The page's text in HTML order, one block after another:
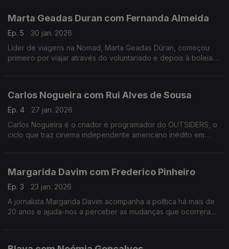
Marta Geadas Duran com Fernanda Almeida
Ep. 5
30 jan. 2026
Líder de viagens na Nomad, Marta Geadas Dúran, começou
primeiro por viajar através do voluntariado e depois à boleia.
Carlos Nogueira com Rui Alves de Sousa
Ep. 4
27 jan. 2026
Carlos Nogueira é o criador e programador do OUTSIDERS, o
ciclo que traz cinema independente americano inédito em
Margarida Davim com Frederico Pinheiro
Ep. 3
23 jan. 2026
A jornalista Margarida Davim acompanha a política há mais de
20 anos e ajuda-nos a perceber as mudanças que ocorreram